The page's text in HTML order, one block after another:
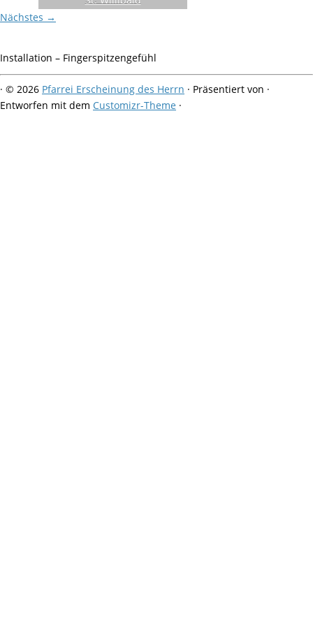
Nächstes →
Installation – Fingerspitzengefühl
· © 2026 Pfarrei Erscheinung des Herrn · Präsentiert von ·
Entworfen mit dem Customizr-Theme ·